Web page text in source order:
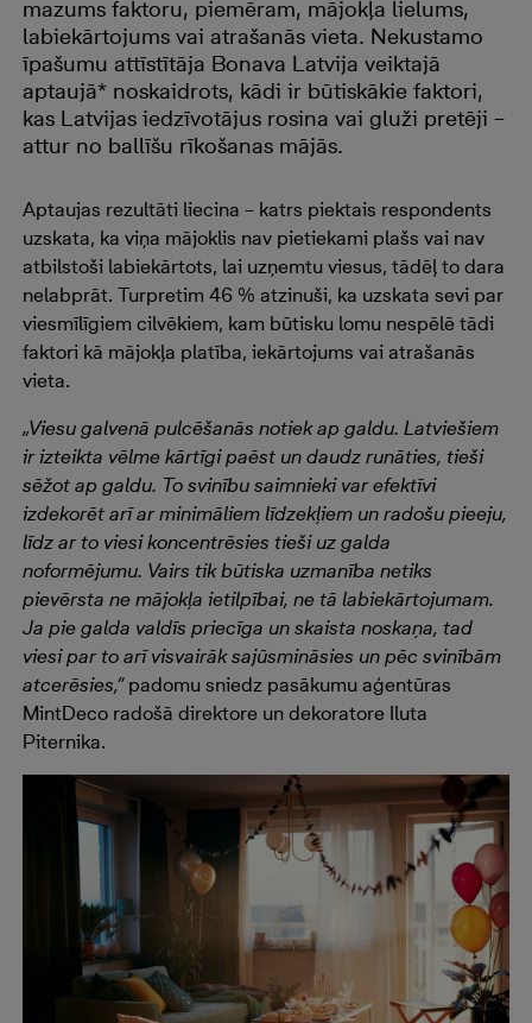
mazums faktoru, piemēram, mājokļa lielums,
labiekārtojums vai atrašanās vieta. Nekustamo
īpašumu attīstītāja Bonava Latvija veiktajā
aptaujā* noskaidrots, kādi ir būtiskākie faktori,
kas Latvijas iedzīvotājus rosina vai gluži pretēji –
attur no ballīšu rīkošanas mājās.
Aptaujas rezultāti liecina – katrs piektais respondents
uzskata, ka viņa mājoklis nav pietiekami plašs vai nav
atbilstoši labiekārtots, lai uzņemtu viesus, tādēļ to dara
nelabprāt. Turpretim 46 % atzinuši, ka uzskata sevi par
viesmīlīgiem cilvēkiem, kam būtisku lomu nespēlē tādi
faktori kā mājokļa platība, iekārtojums vai atrašanās
vieta.
„Viesu galvenā pulcēšanās notiek ap galdu. Latviešiem
ir izteikta vēlme kārtīgi paēst un daudz runāties, tieši
sēžot ap galdu. To svinību saimnieki var efektīvi
izdekorēt arī ar minimāliem līdzekļiem un radošu pieeju,
līdz ar to viesi koncentrēsies tieši uz galda
noformējumu. Vairs tik būtiska uzmanība netiks
pievērsta ne mājokļa ietilpībai, ne tā labiekārtojumam.
Ja pie galda valdīs priecīga un skaista noskaņa, tad
viesi par to arī visvairāk sajūsmināsies un pēc svinībām
atcerēsies,”padomu sniedz pasākumu aģentūras
MintDeco radošā direktore un dekoratore Iluta
Piternika.